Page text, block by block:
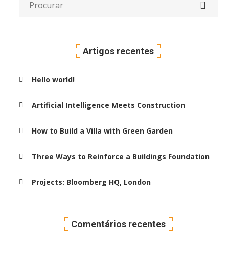
Artigos recentes
Hello world!
Artificial Intelligence Meets Construction
How to Build a Villa with Green Garden
Three Ways to Reinforce a Buildings Foundation
Projects: Bloomberg HQ, London
Comentários recentes